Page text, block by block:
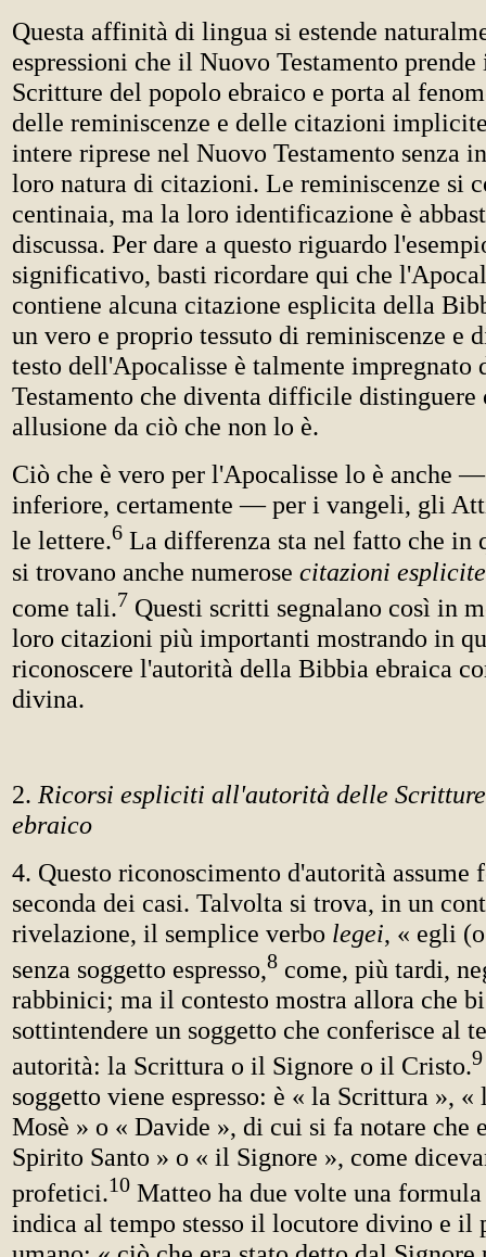
Questa affinità di lingua si estende
espressioni che il Nuovo Testamento
Scritture del popolo ebraico e porta al
delle reminiscenze e delle citazioni
intere riprese nel Nuovo Testamento senza
loro natura di citazioni. Le reminiscenze si
centinaia, ma la loro identificazione è
discussa. Per dare a questo riguardo
significativo, basti ricordare qui che
contiene alcuna citazione esplicita della
un vero e proprio tessuto di reminiscenze e
testo dell'Apocalisse è talmente impregnato
Testamento che diventa difficile distinguere
allusione da ciò che non lo è.
Ciò che è vero per l'Apocalisse lo è anche
inferiore, certamente — per i vangeli, gli
le lettere.6 La differenza sta nel fatto che in
si trovano anche numerose citazioni esplicite
come tali.7 Questi scritti segnalano così in
loro citazioni più importanti mostrando in
riconoscere l'autorità della Bibbia ebraica
divina.
2. Ricorsi espliciti all'autorità delle
ebraico
4. Questo riconoscimento d'autorità assume
seconda dei casi. Talvolta si trova, in un
rivelazione, il semplice verbo legei, « egli
senza soggetto espresso,8 come, più tardi,
rabbinici; ma il contesto mostra allora che
sottintendere un soggetto che conferisce al
autorità: la Scrittura o il Signore o il Cristo.9
soggetto viene espresso: è « la Scrittura », «
Mosè » o « Davide », di cui si fa notare che
Spirito Santo » o « il Signore », come
profetici.10 Matteo ha due volte una formula
indica al tempo stesso il locutore divino e il